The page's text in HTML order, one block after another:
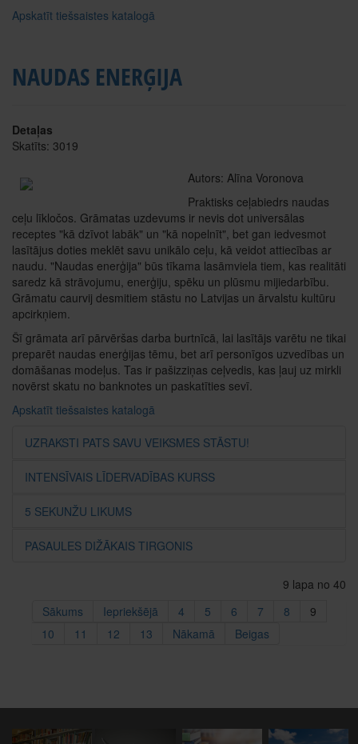
Apskatīt tiešsaistes katalogā
NAUDAS ENERĢIJA
Detaļas
Skatīts: 3019
Autors: Alīna Voronova
Praktisks ceļabiedrs naudas
ceļu līkločos. Grāmatas uzdevums ir nevis dot universālas
receptes "kā dzīvot labāk" un "kā nopelnīt", bet gan iedvesmot
lasītājus doties meklēt savu unikālo ceļu, kā veidot attiecības ar
naudu. "Naudas enerģija" būs tīkama lasāmviela tiem, kas realitāti
saredz kā strāvojumu, enerģiju, spēku un plūsmu mijiedarbību.
Grāmatu caurvij desmitiem stāstu no Latvijas un ārvalstu kultūru
apcirkņiem.
Šī grāmata arī pārvēršas darba burtnīcā, lai lasītājs varētu ne tikai
preparēt naudas enerģijas tēmu, bet arī personīgos uzvedības un
domāšanas modeļus. Tas ir pašizziņas ceļvedis, kas ļauj uz mirkli
novērst skatu no banknotes un paskatīties sevī.
Apskatīt tiešsaistes katalogā
UZRAKSTI PATS SAVU VEIKSMES STĀSTU!
INTENSĪVAIS LĪDERVADĪBAS KURSS
5 SEKUNŽU LIKUMS
PASAULES DIŽĀKAIS TIRGONIS
9 lapa no 40
Sākums
Iepriekšējā 4 5 6 7 8
9
10
11 12 13 Nākamā Beigas